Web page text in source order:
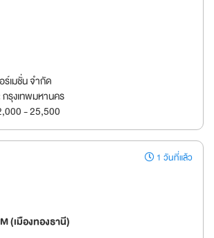
เมชั่น จำกัด
กรุงเทพมหานคร
- 25,500
1 วันที่แล้ว
(เมืองทองธานี)